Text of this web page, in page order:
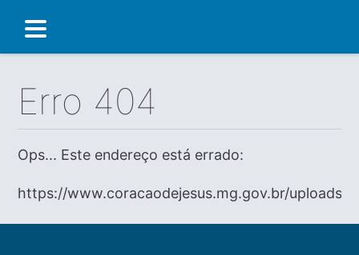
Erro 404
Ops... Este endereço está errado:
https://www.coracaodejesus.mg.gov.br/uploads/